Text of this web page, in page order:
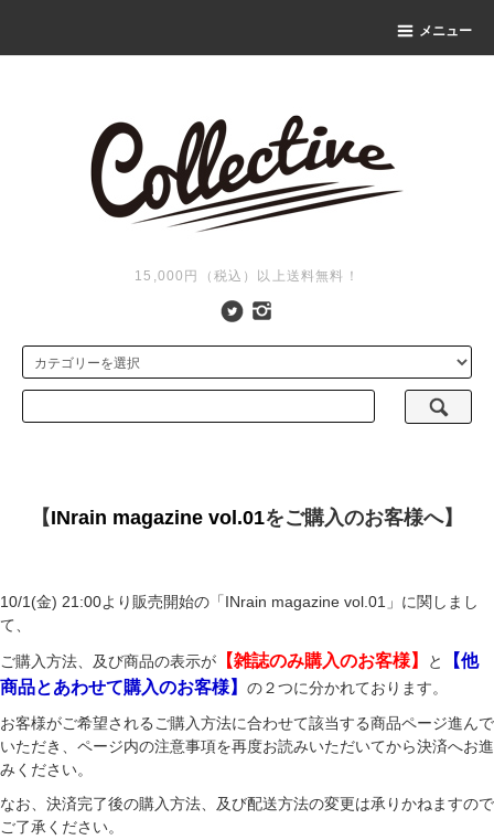
メニュー
15,000円（税込）以上送料無料！
【INrain magazine vol.01をご購入のお客様へ】
10/1(金) 21:00より販売開始の「INrain magazine vol.01」に関しまし
て、
ご購入方法、及び商品の表示が 【雑誌のみ購入のお客様】 と 【他
商品とあわせて購入のお客様】 の２つに分かれております。
お客様がご希望されるご購入方法に合わせて該当する商品ページ進んで
いただき、ページ内の注意事項を再度お読みいただいてから決済へお進
みください。
なお、決済完了後の購入方法、及び配送方法の変更は承りかねますので
ご了承ください。